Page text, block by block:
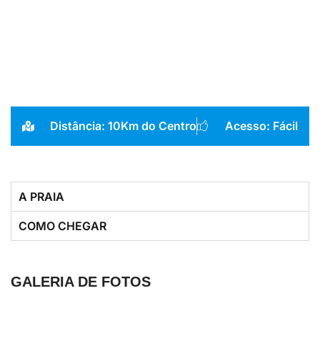
Distância: 10Km do Centro Acesso: Fácil
A PRAIA
COMO CHEGAR
GALERIA DE FOTOS